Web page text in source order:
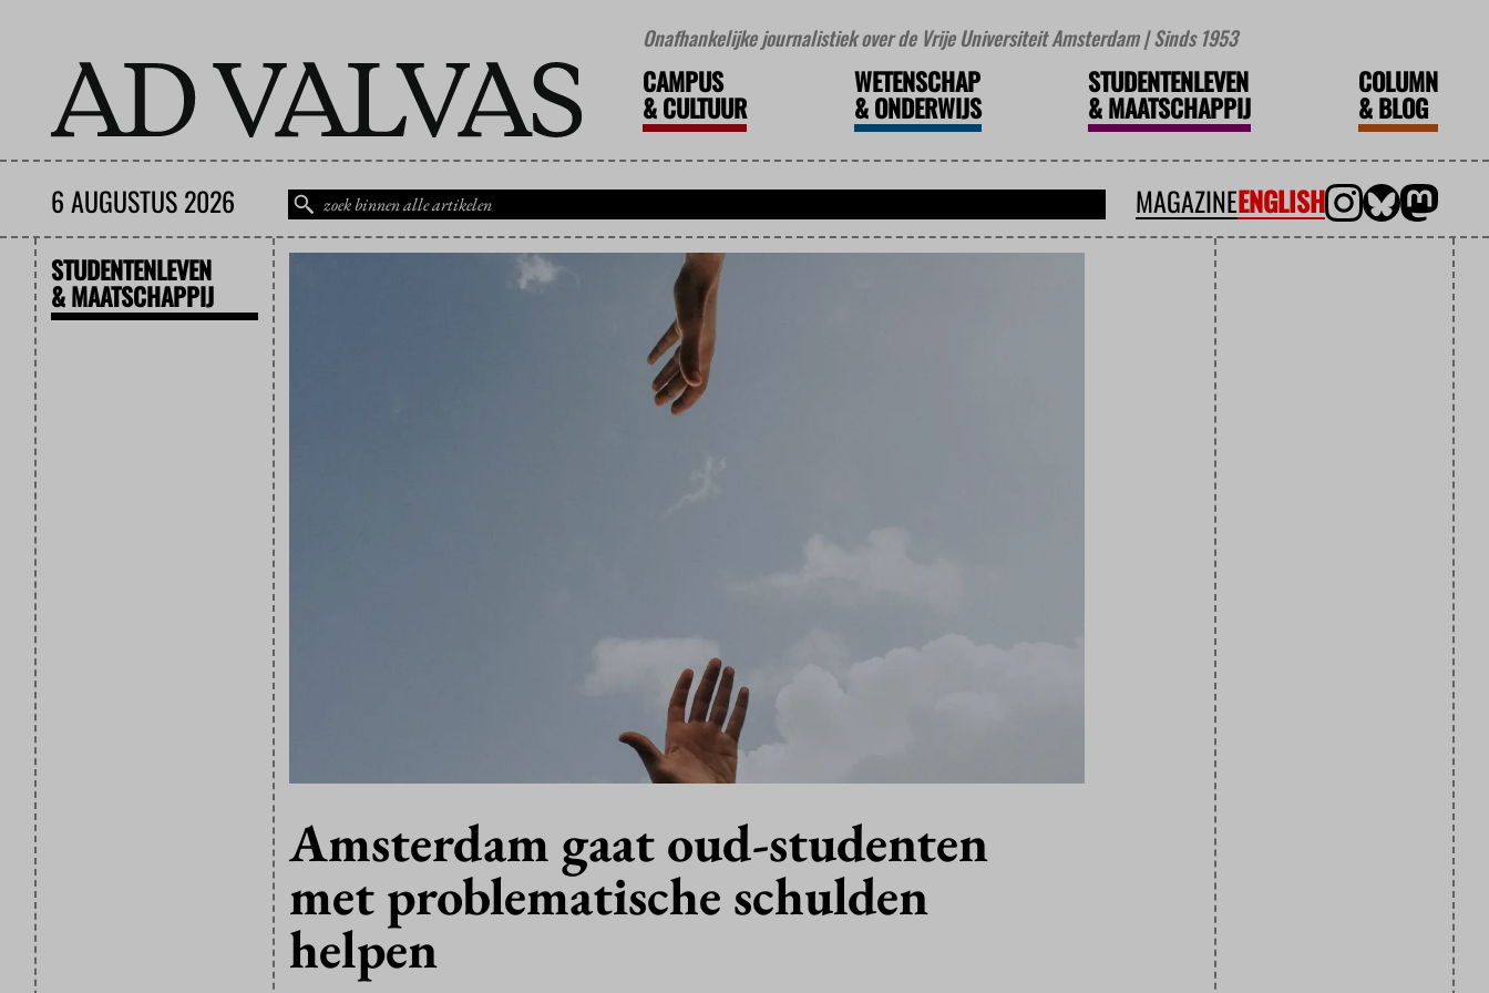
Onafhankelijke journalistiek over de Vrije Universiteit Amsterdam | Sinds 1953
CAMPUS
&CULTUUR
WETENSCHAP
&ONDERWIJS
STUDENTENLEVEN
&MAATSCHAPPIJ
COLUMN
&BLOG
6 AUGUSTUS 2026 MAGAZINEENGLISH
STUDENTENLEVEN
& MAATSCHAPPIJ
Amsterdam gaat oud-studenten
met problematische schulden
helpen